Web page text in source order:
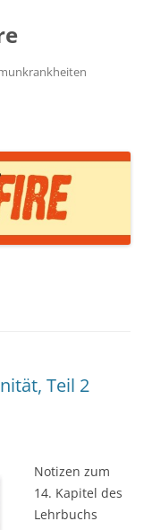
Teil 2
Notizen zum
14. Kapitel des
Lehrbuchs